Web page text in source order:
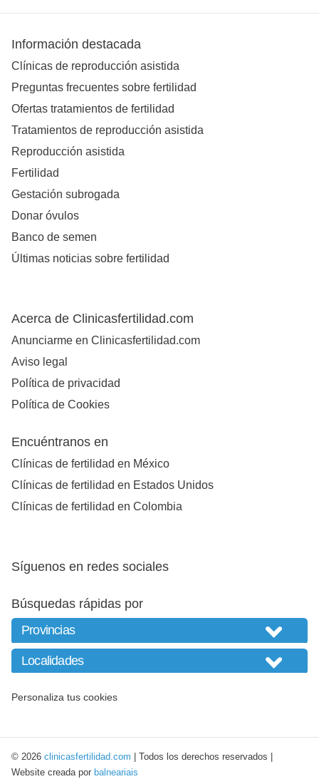
Información destacada
Clínicas de reproducción asistida
Preguntas frecuentes sobre fertilidad
Ofertas tratamientos de fertilidad
Tratamientos de reproducción asistida
Reproducción asistida
Fertilidad
Gestación subrogada
Donar óvulos
Banco de semen
Últimas noticias sobre fertilidad
Acerca de Clinicasfertilidad.com
Anunciarme en Clinicasfertilidad.com
Aviso legal
Política de privacidad
Política de Cookies
Encuéntranos en
Clínicas de fertilidad en México
Clínicas de fertilidad en Estados Unidos
Clínicas de fertilidad en Colombia
Síguenos en redes sociales
Búsquedas rápidas por
Personaliza tus cookies
© 2026 clinicasfertilidad.com | Todos los derechos reservados |
Website creada por balneariais